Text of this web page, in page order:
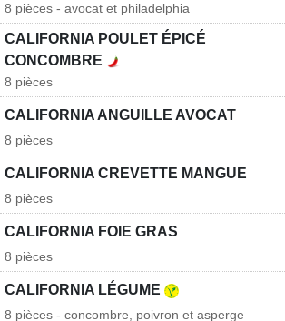
8 pièces - avocat et philadelphia
CALIFORNIA POULET ÉPICÉ
CONCOMBRE
8 pièces
CALIFORNIA ANGUILLE AVOCAT
8 pièces
CALIFORNIA CREVETTE MANGUE
8 pièces
CALIFORNIA FOIE GRAS
8 pièces
CALIFORNIA LÉGUME
8 pièces - concombre, poivron et asperge